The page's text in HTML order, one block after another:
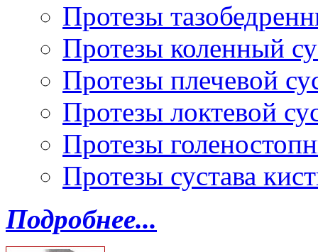
Протезы
Протезы коленный
Протезы плечевой
Протезы локтевой
Протезы
Протезы сустава
Подробнее...